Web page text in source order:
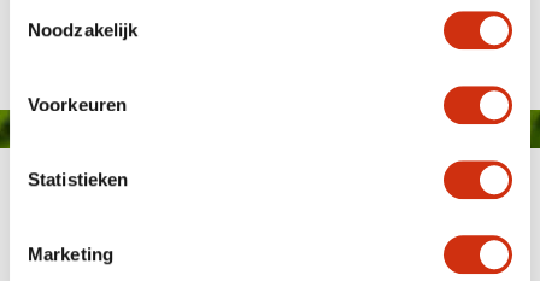
Noodzakelijk
Voorkeuren
Statistieken
Marketing